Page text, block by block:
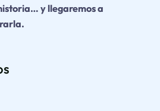
y llegaremos a